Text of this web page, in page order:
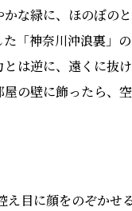
な緑に、ほのぼの
「神奈川沖浪裏」
は逆に、遠くに抜
屋の壁に飾ったら、
え目に顔をのぞかせ